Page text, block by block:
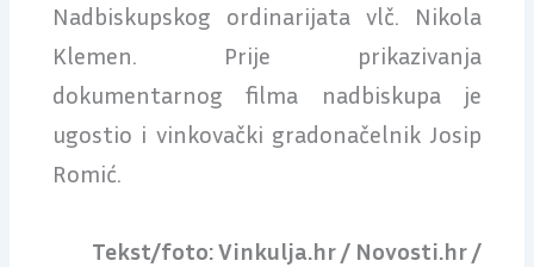
Nadbiskupskog ordinarijata vlč. Nikola
Klemen. Prije prikazivanja
dokumentarnog filma nadbiskupa je
ugostio i vinkovački gradonačelnik Josip
Romić.
Tekst/foto: Vinkulja.hr / Novosti.hr /